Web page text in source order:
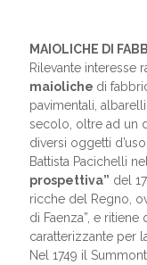
MAIOLICHE DI
Rilevante
maioliche di
pavimentali,
secolo, oltre ad un
diversi oggetti
Battista Pacichelli
prospettiva” del
ricche del Regno,
di Faenza”, e
caratterizzante per
Nel 1749 il